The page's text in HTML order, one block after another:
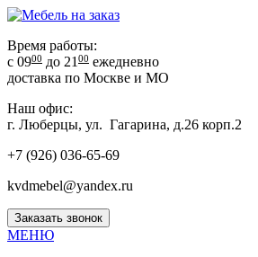
Время работы:
с 0900 до 21 00 ежедневно
доставка по Москве и МО
Наш офис:
г. Люберцы, ул. Гагарина, д.26 корп.2
+7 (926) 036-65-69
kvdmebel@yandex.ru
Заказать звонок
МЕНЮ